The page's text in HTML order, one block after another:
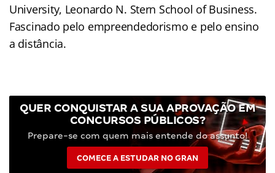
University, Leonardo N. Stern School of Business.
Fascinado pelo empreendedorismo e pelo ensino
a distância.
QUER CONQUISTAR A SUA APROVAÇÃO EM
CONCURSOS PÚBLICOS?
Prepare-se com quem mais entende do assunto!
COMECE A ESTUDAR NO GRAN